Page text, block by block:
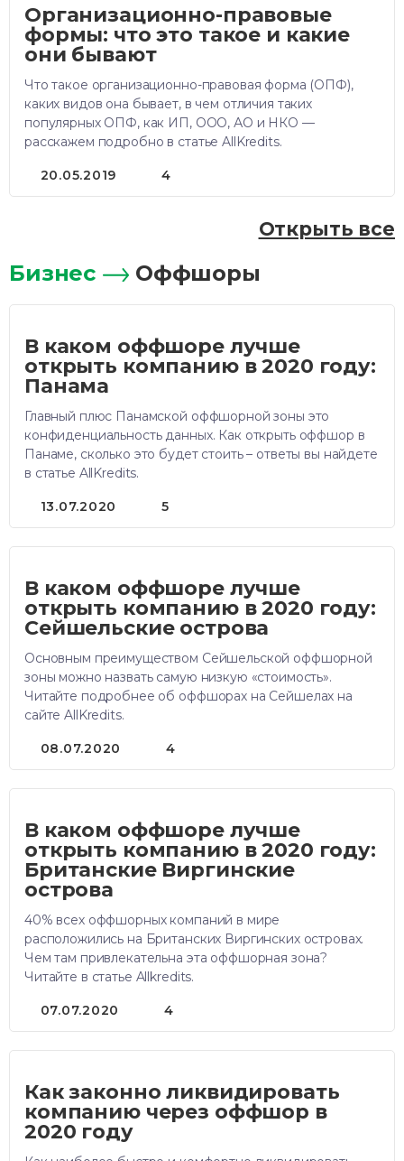
Организационно-правовые
формы: что это такое и какие
они бывают
Что такое организационно-правовая форма (ОПФ),
каких видов она бывает, в чем отличия таких
популярных ОПФ, как ИП, ООО, АО и НКО —
расскажем подробно в статье AllKredits.
20.05.2019 4
Открыть все
Бизнес Оффшоры
В каком оффшоре лучше
открыть компанию в 2020 году:
Панама
Главный плюс Панамской оффшорной зоны это
конфиденциальность данных. Как открыть оффшор в
Панаме, сколько это будет стоить – ответы вы найдете
в статье AllKredits.
13.07.2020 5
В каком оффшоре лучше
открыть компанию в 2020 году:
Сейшельские острова
Основным преимуществом Сейшельской оффшорной
зоны можно назвать самую низкую «стоимость».
Читайте подробнее об оффшорах на Сейшелах на
сайте AllKredits.
08.07.2020 4
В каком оффшоре лучше
открыть компанию в 2020 году:
Британские Виргинские
острова
40% всех оффшорных компаний в мире
расположились на Британских Виргинских островах.
Чем там привлекательна эта оффшорная зона?
Читайте в статье Allkredits.
07.07.2020 4
Как законно ликвидировать
компанию через оффшор в
2020 году